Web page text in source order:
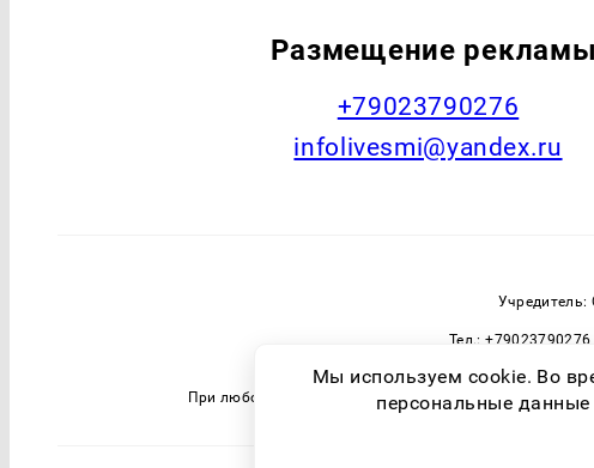
Размещение рекламы
+79023790276
infolivesmi@yandex.ru
Учредитель:
Тел.:
При любом использовании материалов прямая
Мы используем cookie. Во
персональные